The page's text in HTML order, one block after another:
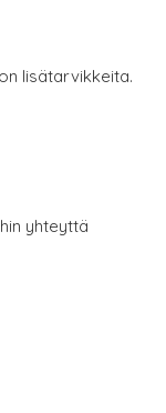
lisätarvikkeita.
yhteyttä